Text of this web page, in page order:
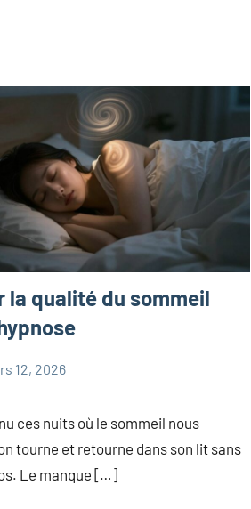
la qualité du sommeil
12, 2026
ces nuits où le sommeil nous
tourne et retourne dans son lit sans
Le manque […]